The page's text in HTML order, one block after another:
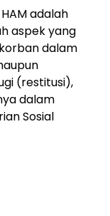
adalah
aspek yang
dalam
(restitusi),
dalam
Sosial